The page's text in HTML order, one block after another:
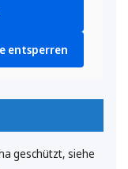
entsperren
geschützt, siehe